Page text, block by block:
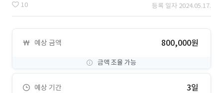
10 등록 일자 2024.05.17.
예상 금액 800,000원
금액 조율 가능
예상 기간 3일